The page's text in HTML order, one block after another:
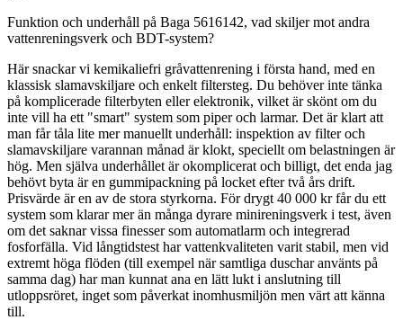
Funktion och underhåll på Baga 5616142, vad skiljer mot andra
vattenreningsverk och BDT-system?
Här snackar vi kemikaliefri gråvattenrening i första hand, med en
klassisk slamavskiljare och enkelt filtersteg. Du behöver inte tänka
på komplicerade filterbyten eller elektronik, vilket är skönt om du
inte vill ha ett "smart" system som piper och larmar. Det är klart att
man får tåla lite mer manuellt underhåll: inspektion av filter och
slamavskiljare varannan månad är klokt, speciellt om belastningen är
hög. Men själva underhållet är okomplicerat och billigt, det enda jag
behövt byta är en gummipackning på locket efter två års drift.
Prisvärde är en av de stora styrkorna. För drygt 40 000 kr får du ett
system som klarar mer än många dyrare minireningsverk i test, även
om det saknar vissa finesser som automatlarm och integrerad
fosforfälla. Vid långtidstest har vattenkvaliteten varit stabil, men vid
extremt höga flöden (till exempel när samtliga duschar använts på
samma dag) har man kunnat ana en lätt lukt i anslutning till
utloppsröret, inget som påverkat inomhusmiljön men värt att känna
till.